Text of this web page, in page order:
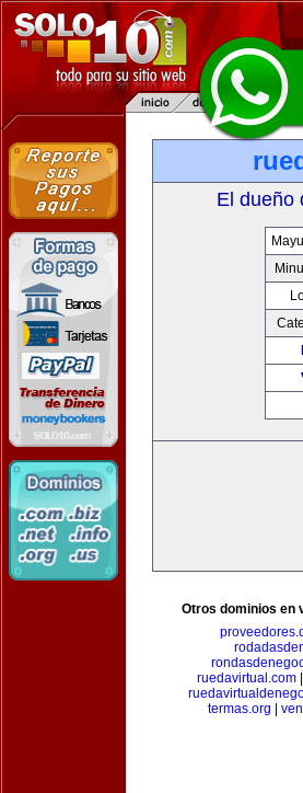
El dueño
Otros dominios en
ruedavirtual.com|
termas.org